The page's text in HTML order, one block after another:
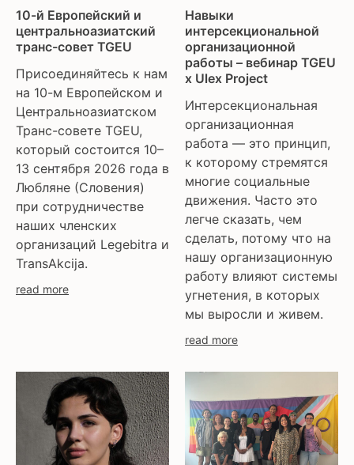
trans day of remembrance
trans murder monitoring
women’s rights
ЛГБТИ
Словакия
Совет Европы
Центральная Азия
10-й Европейский и
центральноазиатский
транс-совет TGEU
Присоединяйтесь к нам
на 10-м Европейском и
Центральноазиатском
Транс-совете TGEU,
который состоится 10–
13 сентября 2026 года в
Любляне (Словения)
при сотрудничестве
наших членских
организаций Legebitra и
TransAkcija.
read more
Навыки
интерсекциональной
организационной
работы – вебинар TGEU
x Ulex Project
Интерсекциональная
организационная
работа — это принцип,
к которому стремятся
многие социальные
движения. Часто это
легче сказать, чем
сделать, потому что на
нашу организационную
работу влияют системы
угнетения, в которых
мы выросли и живем.
read more